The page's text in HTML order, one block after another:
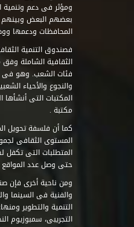
ومؤثر فى دعم وتنمية
بعضهم البعض
المحافظات ودعمها
فصندوق التنمية
الثقافية الشاملة
فئات الشعب. وهو فى
والنجوع والأحياء
مكتبة .
كما أن فلسفة تحويل
المستوى الثقافى
حتى وصل عدد المواقع
ومن ناحية أخرى فإن
والفنية فى السينما
التنمية والتطوير
التجريبى، سمبوزيوم